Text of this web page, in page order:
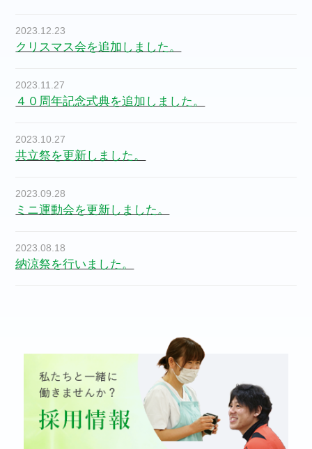
2023.12.23
クリスマス会を追加しました。
2023.11.27
４０周年記念式典を追加しました。
2023.10.27
共立祭を更新しました。
2023.09.28
ミニ運動会を更新しました。
2023.08.18
納涼祭を行いました。